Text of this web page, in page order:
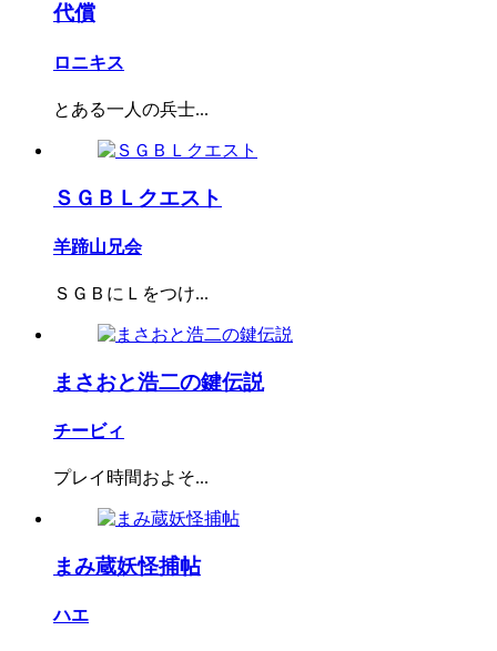
代償
ロニキス
とある一人の兵士...
ＳＧＢＬクエスト
羊蹄山兄会
ＳＧＢにＬをつけ...
まさおと浩二の鍵伝説
チービィ
プレイ時間およそ...
まみ蔵妖怪捕帖
ハエ